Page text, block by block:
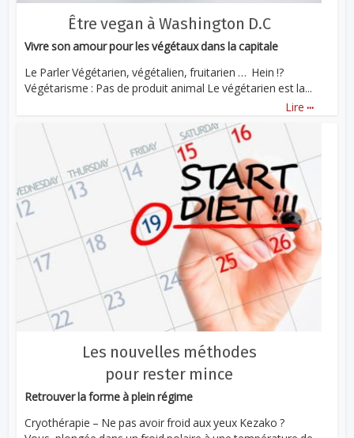
Être vegan à Washington D.C
Vivre son amour pour les végétaux dans la capitale
Le Parler Végétarien, végétalien, fruitarien … Hein !?
Végétarisme : Pas de produit animal Le végétarien est la...
Lire ...
Les nouvelles méthodes
pour rester mince
Retrouver la forme à plein régime
Cryothérapie – Ne pas avoir froid aux yeux Kezako ?